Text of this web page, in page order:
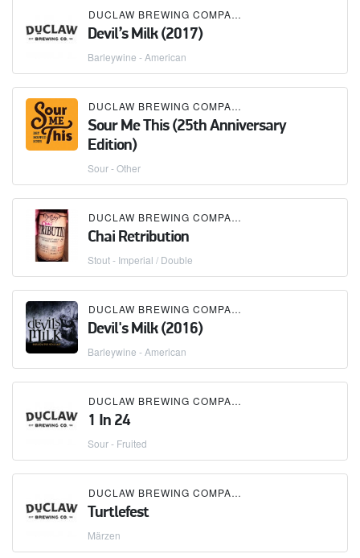
DUCLAW BREWING COMPANY
Devil’s Milk (2017)
Barleywine - American
DUCLAW BREWING COMPANY
Sour Me This (25th Anniversary
Edition)
Sour - Other
DUCLAW BREWING COMPANY
Chai Retribution
Stout - Imperial / Double
DUCLAW BREWING COMPANY
Devil's Milk (2016)
Barleywine - American
DUCLAW BREWING COMPANY
1 In 24
Sour - Fruited
DUCLAW BREWING COMPANY
Turtlefest
Märzen